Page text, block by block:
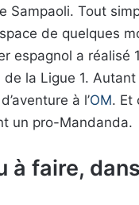
Sampaoli. Tout
de quelques
espagnol a
la Ligue 1.
à l’OM. Et
un pro-Mandanda.
à faire,